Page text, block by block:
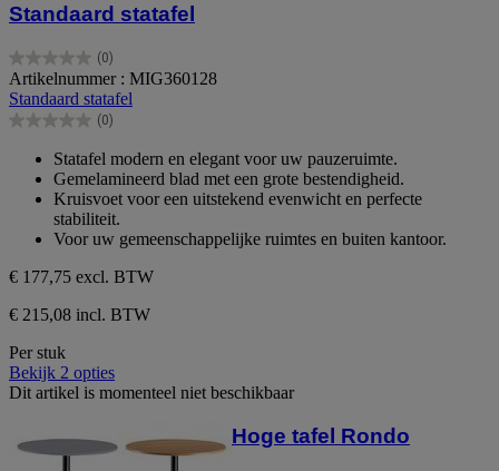
Standaard statafel
(0)
0.0
van
de
5
Artikelnummer : MIG360128
Standaard statafel
(0)
0.0
sterren.
Statafel modern en elegant voor uw pauzeruimte.
Gemelamineerd blad met een grote bestendigheid.
Kruisvoet voor een uitstekend evenwicht en perfecte
stabiliteit.
Voor uw gemeenschappelijke ruimtes en buiten kantoor.
€ 177,75 excl. BTW
€ 215,08 incl. BTW
Per stuk
Bekijk 2 opties
Dit artikel is momenteel niet beschikbaar
Hoge tafel Rondo